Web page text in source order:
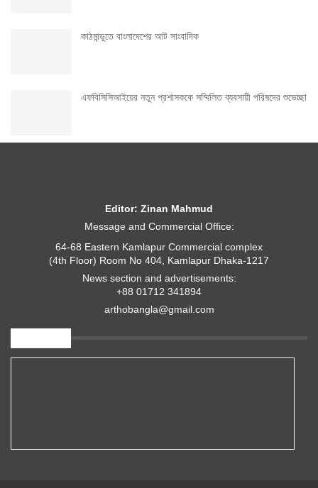
কাঠমান্ডুতে বাংলাদেশের আট সাংবাদিক
এফবিসিসিআইয়ের নতুন প্রশাসককে সম্মিলিত ব্যবসায়ী পরিষদের শুভেচ্ছা
Editor: Zinan Mahmud
Message and Commercial Office:
64-68 Eastern Kamlapur Commercial complex
(4th Floor) Room No 404, Kamlapur Dhaka-1217
News section and advertisements:
+88 01712 341894
arthobangla@gmail.com